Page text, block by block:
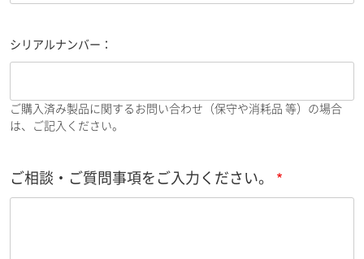
シリアルナンバー：
ご購入済み製品に関するお問い合わせ（保守や消耗品 等）の場合
は、ご記入ください。
ご相談・ご質問事項をご入力ください。